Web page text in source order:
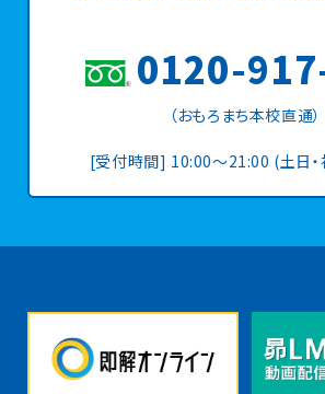
0120-
（おもろまち本校直通）
[受付時間] 10:00〜21:00 (土日・